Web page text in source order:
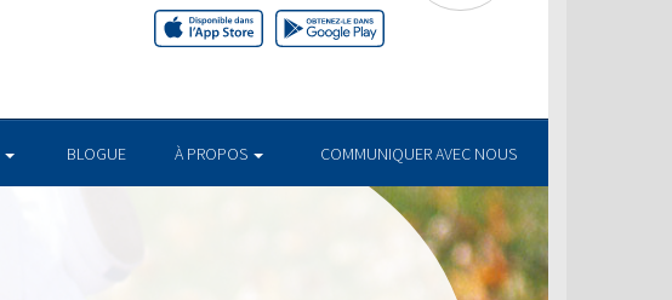
BLOGUE À PROPOS COMMUNIQUER AVEC NOUS